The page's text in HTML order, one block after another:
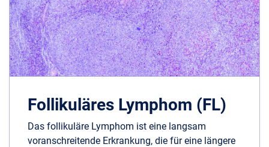
Follikuläres Lymphom (FL)
Das follikuläre Lymphom ist eine langsam
voranschreitende Erkrankung, die für eine längere